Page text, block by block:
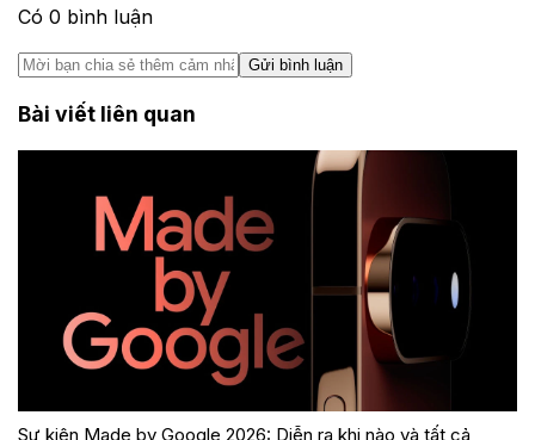
Có 0 bình luận
Gửi bình luận
Bài viết liên quan
Sự kiện Made by Google 2026: Diễn ra khi nào và tất cả